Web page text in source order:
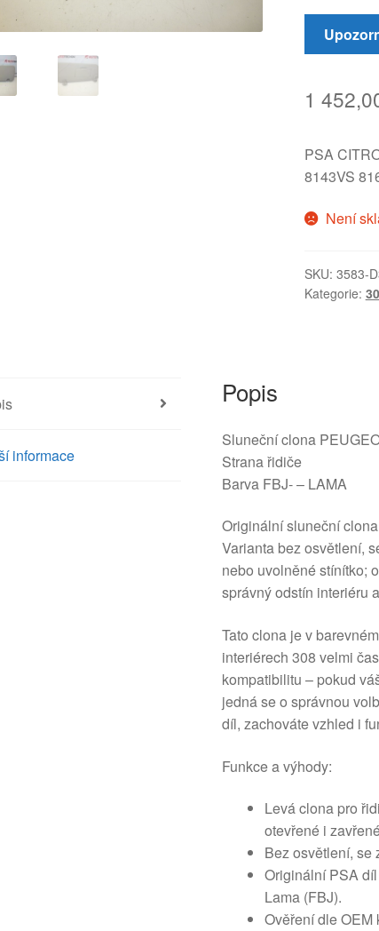
1
PSA
8143VS
Není
SKU: 3583-
Kategorie:
informace
Popis
Sluneční clona
Strana řidiče
Barva FBJ- – LAMA
Originální sluneční
Varianta bez osvětlení,
nebo uvolněné stínítko;
správný odstín interiéru
Tato clona je v
interiérech 308 velmi
kompatibilitu – pokud
jedná se o správnou
díl, zachováte vzhled i
Funkce a výhody:
Levá clona pro
otevřené i
Bez osvětlení, se
Originální PSA
Lama (FBJ).
Ověření dle